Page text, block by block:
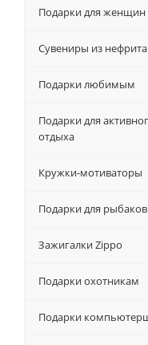
Подарки для женщин
Сувениры из нефрита
Подарки любимым
Подарки для
отдыха
Кружки-мотиваторы
Подарки для рыбаков
Зажигалки Zippo
Подарки охотникам
Подарки